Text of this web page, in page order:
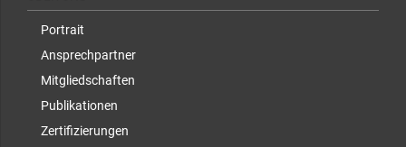
Portrait
Ansprechpartner
Mitgliedschaften
Publikationen
Zertifizierungen